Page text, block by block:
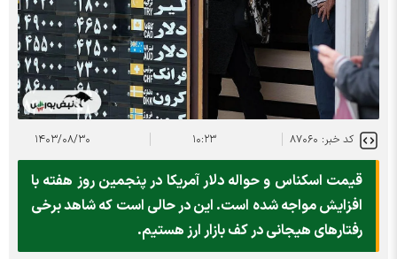
کد خبر: ۸۷۰۶۰ ۱۰:۲۳ ۱۴۰۳/۰۸/۳۰
قیمت اسکناس و حواله دلار آمریکا در پنجمین روز هفته با
افزایش مواجه شده است. این در حالی است که شاهد برخی
رفتارهای هیجانی در کف بازار ارز هستیم.